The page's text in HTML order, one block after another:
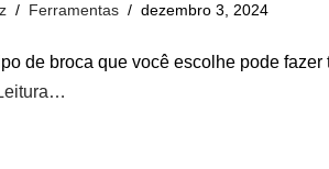
Ferramentas dezembro 3, 2024
de broca que você escolhe pode